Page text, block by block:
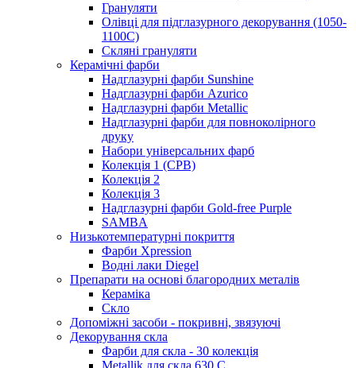
Грануляти
Олівці для підглазурного декорування (1050-
1100С)
Скляні грануляти
Керамічні фарби
Надглазурні фарби Sunshine
Надглазурні фарби Azurico
Надглазурні фарби Metallic
Надглазурні фарби для повноколірного
друку
Набори універсальних фарб
Колекція 1 (CPB)
Колекція 2
Колекція 3
Надглазурні фарби Gold-free Purple
SAMBA
Низькотемпературні покриття
Фарби Xpression
Водні лаки Diegel
Препарати на основі благородних металів
Кераміка
Скло
Допоміжні засоби - покривні, звязуючі
Декорування скла
Фарби для скла - 30 колекція
Metallik для скла 630 С